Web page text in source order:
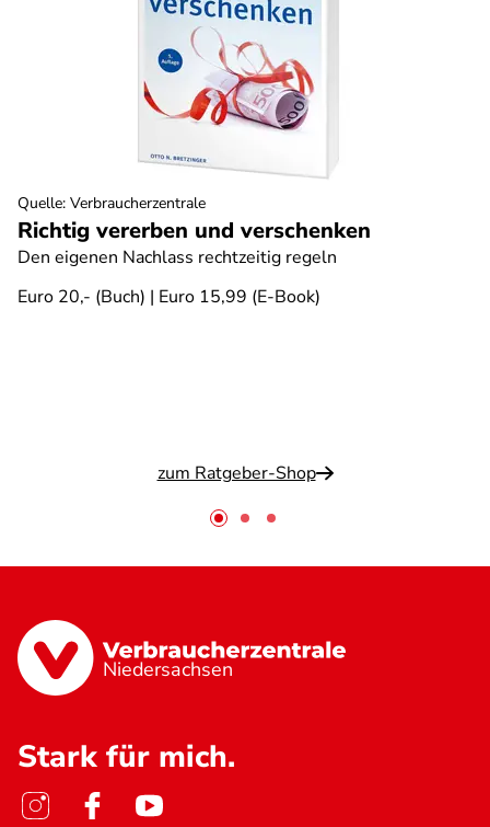
Richtig vererben und verschenken
Den eigenen Nachlass rechtzeitig regeln
Euro 20,- (Buch) | Euro 15,99 (E-Book)
zum Ratgeber-Shop
Quelle: Verbraucherzentrale
Niedersachsen
Stark für mich.